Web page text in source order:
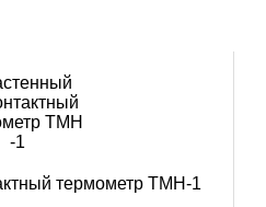
термометр ТМН-1